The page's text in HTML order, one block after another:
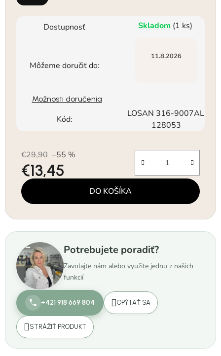
Dostupnosť Skladom (1 ks)
Môžeme doručiť do:
11.8.2026
Možnosti doručenia
Kód:
LOSAN 316-9007AL
128053
€29,90 –55 %
€13,45
Jednotková cena: DO KOŠÍKA
Potrebujete poradiť?
Zavolajte nám alebo využite jednu z našich
funkcií
+421 918 669 804 OPÝTAŤ SA
STRÁŽIŤ PRODUKT